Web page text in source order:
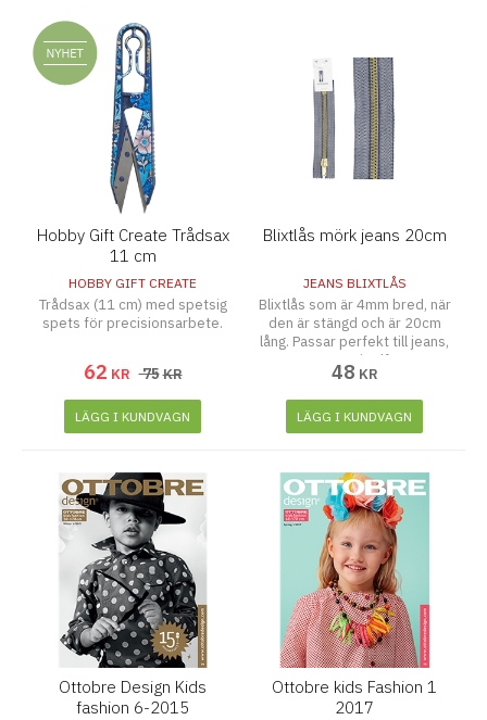
Hobby Gift Create Trådsax
11 cm
HOBBY GIFT CREATE
Trådsax (11 cm) med spetsig
spets för precisionsarbete.
62 KR 75KR
LÄGG I KUNDVAGN
Blixtlås mörk jeans 20cm
JEANS BLIXTLÅS
Blixtlås som är 4mm bred, när
den är stängd och är 20cm
lång. Passar perfekt till jeans,
att sätta i gylfen.
48 KR
LÄGG I KUNDVAGN
Ottobre Design Kids
fashion 6-2015
Ottobre kids Fashion 1
2017